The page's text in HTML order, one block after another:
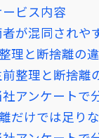
ービス内容
者が混同されや
理と断捨離の
前整理と断捨離
社アンケートで
だけでは足り